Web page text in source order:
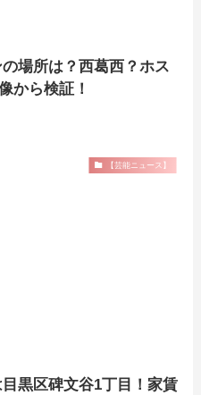
場所は？西葛西？ホス
から検証！
【芸能ニュース】
黒区碑文谷1丁目！家賃